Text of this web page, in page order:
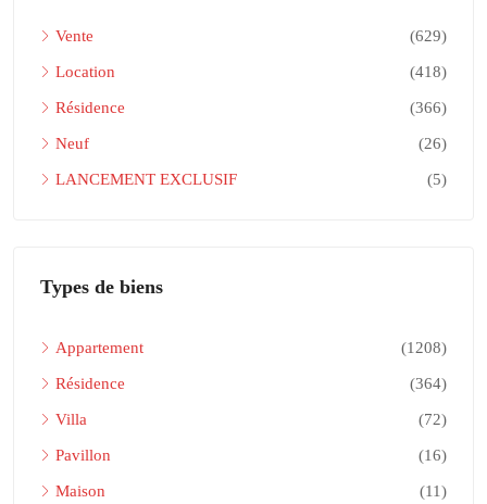
Vente (629)
Location (418)
Résidence (366)
Neuf (26)
LANCEMENT EXCLUSIF (5)
Types de biens
Appartement (1208)
Résidence (364)
Villa (72)
Pavillon (16)
Maison (11)